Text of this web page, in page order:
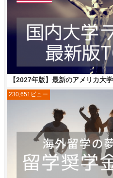
【2027年版】最新のアメリカ大
230,651ビュー